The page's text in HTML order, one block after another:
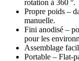
rotation à 360 °.
Propre poids –
manuelle.
Fini anodisé –
pour les
Assemblage
Portable – Flat-